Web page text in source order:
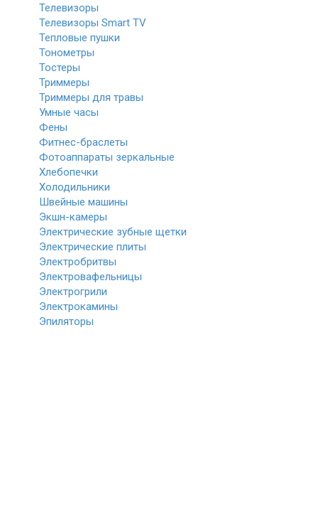
Телевизоры
Телевизоры Smart TV
Тепловые пушки
Тонометры
Тостеры
Триммеры
Триммеры для травы
Умные часы
Фены
Фитнес-браслеты
Фотоаппараты зеркальные
Хлебопечки
Холодильники
Швейные машины
Экшн-камеры
Электрические зубные щетки
Электрические плиты
Электробритвы
Электровафельницы
Электрогрили
Электрокамины
Эпиляторы